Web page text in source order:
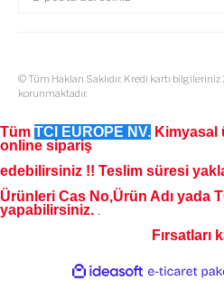
© Tüm Hakları Saklıdır. Kredi kartı
korunmaktadır.
Tüm TCI EUROPE NV. Kimyasal
online sipariş
edebilirsiniz !! Teslim süresi
Ürünleri Cas No,Ürün Adı yada
yapabilirsiniz. .
Fırsatları
ideasoft